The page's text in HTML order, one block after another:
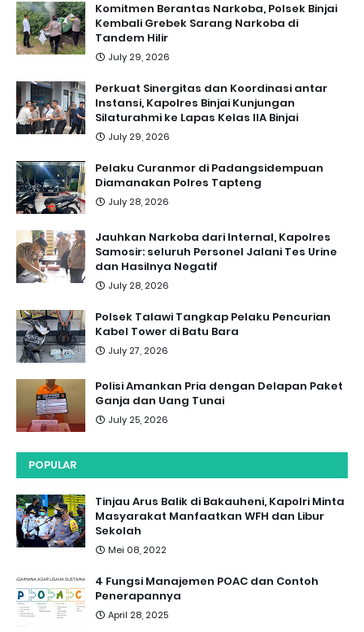
Komitmen Berantas Narkoba, Polsek Binjai
Kembali Grebek Sarang Narkoba di
Tandem Hilir
July 29, 2026
Perkuat Sinergitas dan Koordinasi antar
Instansi, Kapolres Binjai Kunjungan
Silaturahmi ke Lapas Kelas IIA Binjai
July 29, 2026
Pelaku Curanmor di Padangsidempuan
Diamanakan Polres Tapteng
July 28, 2026
Jauhkan Narkoba dari Internal, Kapolres
Samosir: seluruh Personel Jalani Tes Urine
dan Hasilnya Negatif
July 28, 2026
Polsek Talawi Tangkap Pelaku Pencurian
Kabel Tower di Batu Bara
July 27, 2026
Polisi Amankan Pria dengan Delapan Paket
Ganja dan Uang Tunai
July 25, 2026
POPULAR
Tinjau Arus Balik di Bakauheni, Kapolri Minta
Masyarakat Manfaatkan WFH dan Libur
Sekolah
Mei 08, 2022
4 Fungsi Manajemen POAC dan Contoh
Penerapannya
April 28, 2025